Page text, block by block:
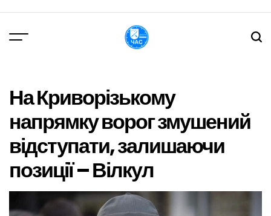
вмісту
На Криворізькому
напрямку ворог змушений
відступати, залишаючи
позиції – Вілкул